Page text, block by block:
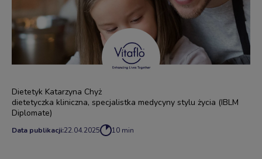
Data publikacji:22.04.2025 10 min
Dietetyk Katarzyna Chyż
dietetyczka kliniczna, specjalistka medycyny stylu życia (IBLM
Diplomate)